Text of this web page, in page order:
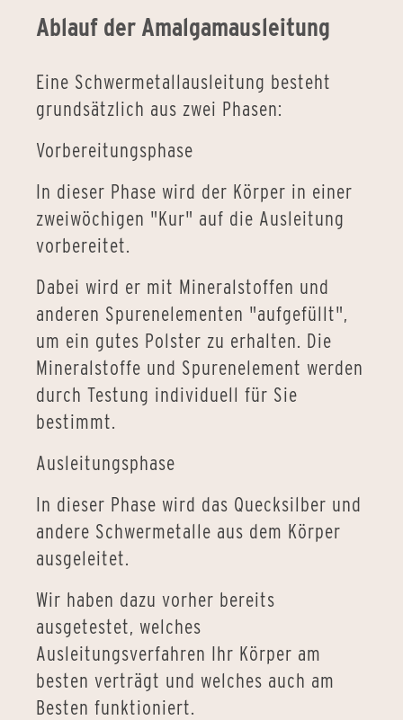
Ablauf der Amalgamausleitung
Eine Schwermetallausleitung besteht
grundsätzlich aus zwei Phasen:
Vorbereitungsphase
In dieser Phase wird der Körper in einer
zweiwöchigen "Kur" auf die Ausleitung
vorbereitet.
Dabei wird er mit Mineralstoffen und
anderen Spurenelementen "aufgefüllt",
um ein gutes Polster zu erhalten. Die
Mineralstoffe und Spurenelement werden
durch Testung individuell für Sie
bestimmt.
Ausleitungsphase
In dieser Phase wird das Quecksilber und
andere Schwermetalle aus dem Körper
ausgeleitet.
Wir haben dazu vorher bereits
ausgetestet, welches
Ausleitungsverfahren Ihr Körper am
besten verträgt und welches auch am
Besten funktioniert.